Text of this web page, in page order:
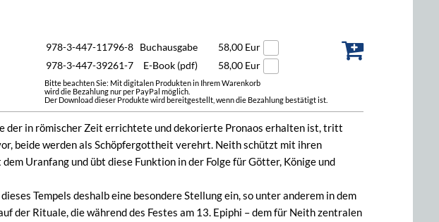
978-3-447-11796-8 Buchausgabe
58,00 Eur
978-3-447-39261-7
E-Book (pdf) 58,00 Eur
Bitte beachten Sie: Mit digitalen Produkten in Ihrem Warenkorb
wird die Bezahlung nur per PayPal möglich.
Der Download dieser Produkte wird bereitgestellt, wenn die Bezahlung bestätigt ist.
der in römischer Zeit errichtete und dekorierte Pronaos erhalten ist, tritt
beide werden als Schöpfergottheit verehrt. Neith schützt mit ihren
Uranfang und übt diese Funktion in der Folge für Götter, Könige und
Tempels deshalb eine besondere Stellung ein, so unter anderem in dem
der Rituale, die während des Festes am 13. Epiphi – dem für Neith zentralen